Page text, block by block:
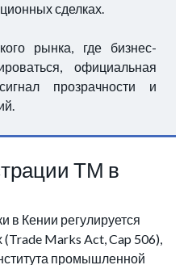
сделках.
рынка, где бизнес-
официальная
прозрачности и
ТМ в
в Кении регулируется
Marks Act, Cap 506),
промышленной